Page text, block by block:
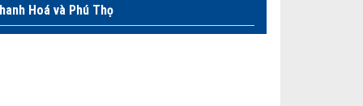
Hoá và Phú Thọ